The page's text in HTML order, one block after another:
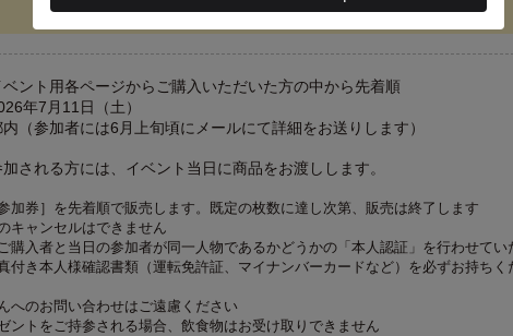
ベント用各ページからご購入いただいた方の中から先着順
年7月11日（土）
内（参加者には6月上旬頃にメールにて詳細をお送りします）
される方には、イベント当日に商品をお渡しします。
加券］を先着順で販売します。既定の枚数に達し次第、販売は終了します
キャンセルはできません
購入者と当日の参加者が同一人物であるかどうかの「本人認証」を行わせてい
付き本人様確認書類（運転免許証、マイナンバーカードなど）を必ずお持ちく
へのお問い合わせはご遠慮ください
ントをご持参される場合、飲食物はお受け取りできません